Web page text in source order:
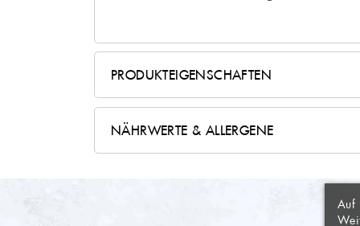
PRODUKTEIGENSCHAFTEN
Produktzustand
aus
NÄHRWERTE & ALLERGENE
389
AUFAuf